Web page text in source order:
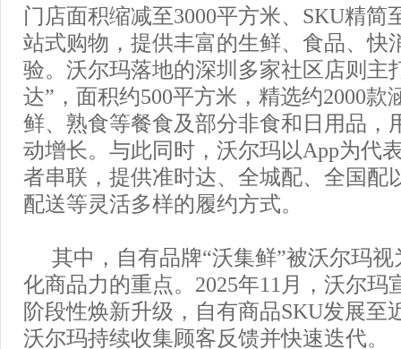
门店面积缩减至3000平方米、SKU精简
站式购物，提供丰富的生鲜、食品、快
验。沃尔玛落地的深圳多家社区店则主
达”，面积约500平方米，精选约2000款
鲜、熟食等餐食及部分非食和日用品，
动增长。与此同时，沃尔玛以App为代
者串联，提供准时达、全城配、全国配
配送等灵活多样的履约方式。
其中，自有品牌“沃集鲜”被沃尔玛
化商品力的重点。2025年11月，沃尔玛
阶段性焕新升级，自有商品SKU发展至
沃尔玛持续收集顾客反馈并快速迭代。